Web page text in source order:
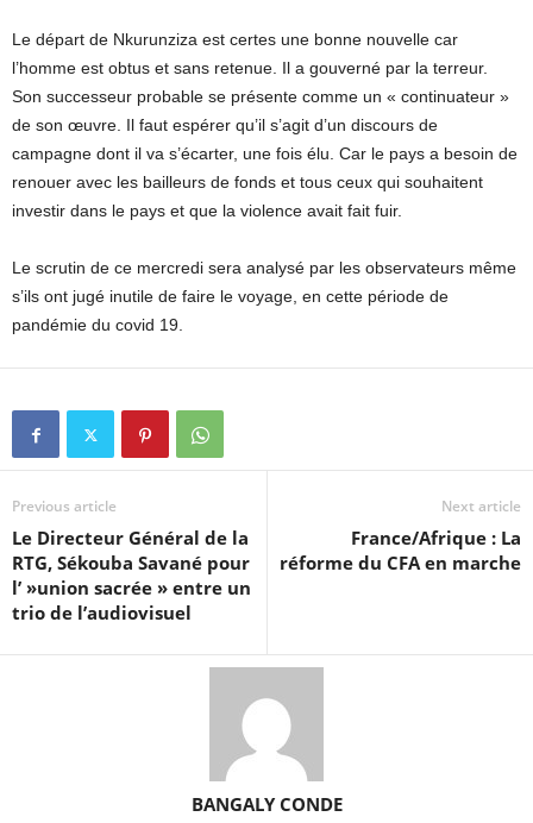
Le départ de Nkurunziza est certes une bonne nouvelle car
l’homme est obtus et sans retenue. Il a gouverné par la terreur.
Son successeur probable se présente comme un « continuateur »
de son œuvre. Il faut espérer qu’il s’agit d’un discours de
campagne dont il va s’écarter, une fois élu. Car le pays a besoin de
renouer avec les bailleurs de fonds et tous ceux qui souhaitent
investir dans le pays et que la violence avait fait fuir.
Le scrutin de ce mercredi sera analysé par les observateurs même
s’ils ont jugé inutile de faire le voyage, en cette période de
pandémie du covid 19.
Previous article
Le Directeur Général de la
RTG, Sékouba Savané pour
l’ »union sacrée » entre un
trio de l’audiovisuel
Next article
France/Afrique : La
réforme du CFA en marche
BANGALY CONDE